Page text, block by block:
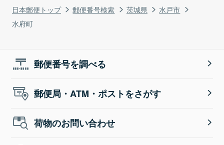
日本郵便トップ 郵便番号検索 茨城県
水戸市
水府町
郵便番号を調べる
郵便局・ATM・ポストをさがす
荷物のお問い合わせ